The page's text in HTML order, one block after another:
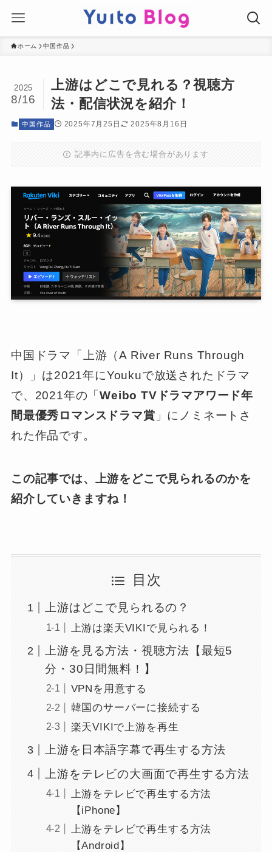
ホーム 中国作品
上游はどこで見れる？視聴方
法・配信状況を紹介！
2025
8/16
中国作品 2025年7月25日 2025年8月16日
記事内に広告を含む場合があります
中国ドラマ「上游（A River Runs Through
It）」は2021年にYoukuで放送されたドラマ
で、2021年の「Weibo TVドラマアワード年
間最優秀ロマンスドラマ賞 」にノミネートさ
れた作品です。
この記事では、上游をどこで見られるのかを
紹介していきますね！
目次
上游はどこで見られるの？
上游は楽天VIKIで見られる！
上游を見る方法・視聴方法【最短5
分・30日間無料！】
VPNを用意する
韓国のサーバーに接続する
楽天VIKIで上游を再生
上游を日本語字幕で再生する方法
上游をテレビの大画面で再生する方法
上游をテレビで再生する方法
【iPhone】
上游をテレビで再生する方法
【Android】